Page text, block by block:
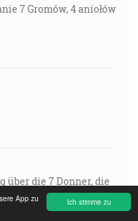
Ich stimme zu
App zu
7 Gromów, 4 aniołów
über die 7 Donner, die